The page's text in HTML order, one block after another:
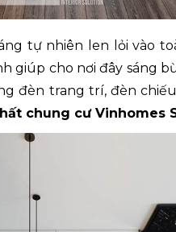
tự nhiên len lỏi vào
giúp cho nơi đây sáng
đèn trang trí, đèn
chung cư Vinhomes